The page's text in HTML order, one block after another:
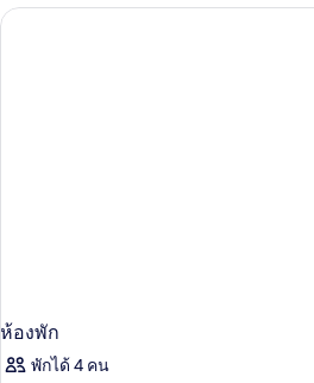
2
in
Shower)
กับ
ห้อง
Roll-
Shower)
ห้องพัก
พักได้ 4 คน